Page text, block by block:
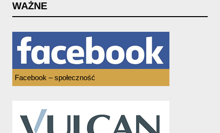
WAŻNE
Facebook – społeczność